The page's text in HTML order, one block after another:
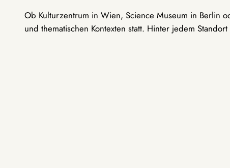
Ob Kulturzentrum in Wien, Science Museum in Berlin
und thematischen Kontexten statt. Hinter jedem